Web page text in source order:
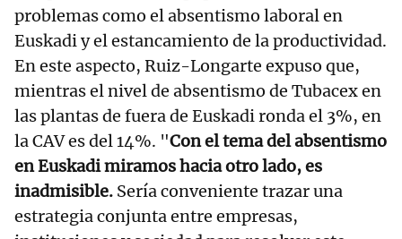
problemas como el absentismo laboral en
Euskadi y el estancamiento de la productividad.
En este aspecto, Ruiz-Longarte expuso que,
mientras el nivel de absentismo de Tubacex en
las plantas de fuera de Euskadi ronda el 3%, en
la CAV es del 14%. "Con el tema del absentismo
en Euskadi miramos hacia otro lado, es
inadmisible. Sería conveniente trazar una
estrategia conjunta entre empresas,